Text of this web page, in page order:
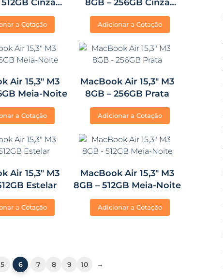
Cinza
a Cotação
8GB – 256GB Cinza
Espacial
Adicionar a Cotação
Air 15,3″ M3
Meia-Noite
a Cotação
MacBook Air 15,3″ M3
8GB – 256GB Prata
Adicionar a Cotação
Air 15,3″ M3
Estelar
a Cotação
MacBook Air 15,3″ M3
8GB – 512GB Meia-Noite
Adicionar a Cotação
5 6 7 8 9 10 →